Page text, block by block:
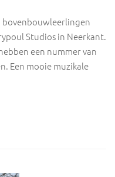
bovenbouwleerlingen
Studios in Neerkant.
een nummer van
Een mooie muzikale